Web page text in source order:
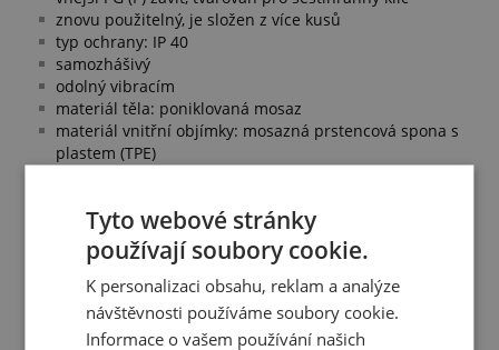
znovu použitelný, je složen z více kusů
typ ochrany: IP 40
samozhášivý
odolný vibracím
materiál těla: poniklovaná mosaz
materiál vnitřní objímky: mosazná prstencová spona s
plastem (TPE)
Splňuje normy:
typ ochrany dle EN 60529
navrženo dle EN 60204 pro stroje a zařízení
číslo závitu PG (P) dle DIN 40430
odpovídá směrnici RoHS
Tyto webové stránky
používají soubory cookie.
K personalizaci obsahu, reklam a analýze
návštěvnosti používáme soubory cookie.
Informace o vašem používání našich